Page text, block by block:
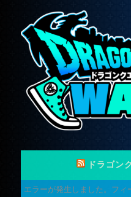
ドラゴン
エラーが発生しました。フ